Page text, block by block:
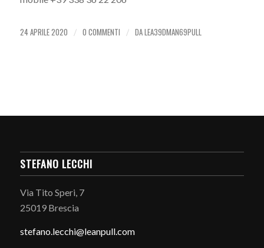
24 APRILE 2020 / 0 COMMENTI / DALEA39DMAN69PULL
STEFANO LECCHI
Via Tito Speri, 7
25019 Brescia
stefano.lecchi@leanpull.com